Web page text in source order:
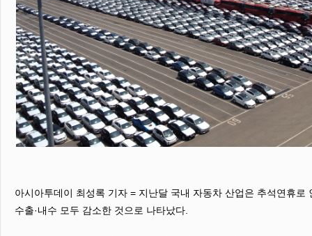
아시아투데이 최성록 기자 = 지난달 국내 자동차 산업은 추석연휴로
수출·내수 모두 감소한 것으로 나타났다.